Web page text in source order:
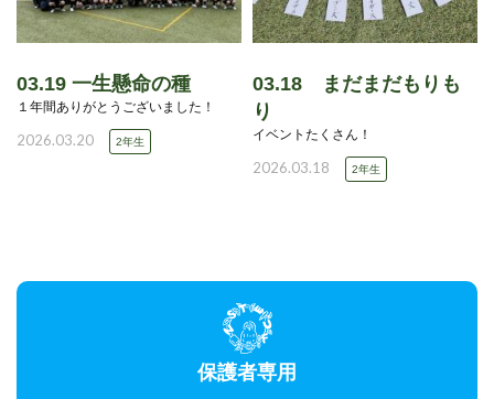
03.19 一生懸命の種
１年間ありがとうございました！
2026.03.20 2年生
03.18 まだまだもりも
り
イベントたくさん！
2026.03.18 2年生
保護者専用